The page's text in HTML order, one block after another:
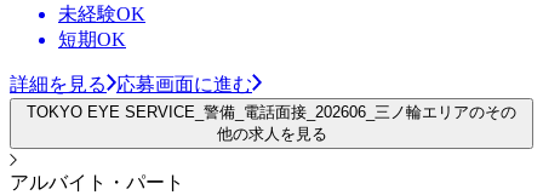
未経験OK
短期OK
詳細を見る 応募画面に進む
TOKYO EYE SERVICE_警備_電話面接_202606_三ノ輪エリアのその
他の求人を見る
アルバイト・パート